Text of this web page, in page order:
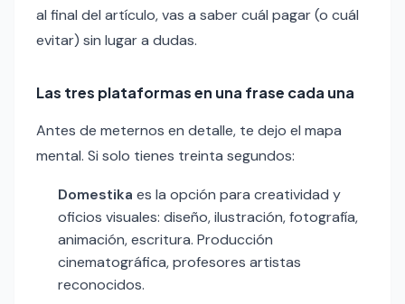
al final del artículo, vas a saber cuál pagar (o cuál
evitar) sin lugar a dudas.
Las tres plataformas en una frase cada una
Antes de meternos en detalle, te dejo el mapa
mental. Si solo tienes treinta segundos:
Domestika es la opción para creatividad y
oficios visuales: diseño, ilustración, fotografía,
animación, escritura. Producción
cinematográfica, profesores artistas
reconocidos.